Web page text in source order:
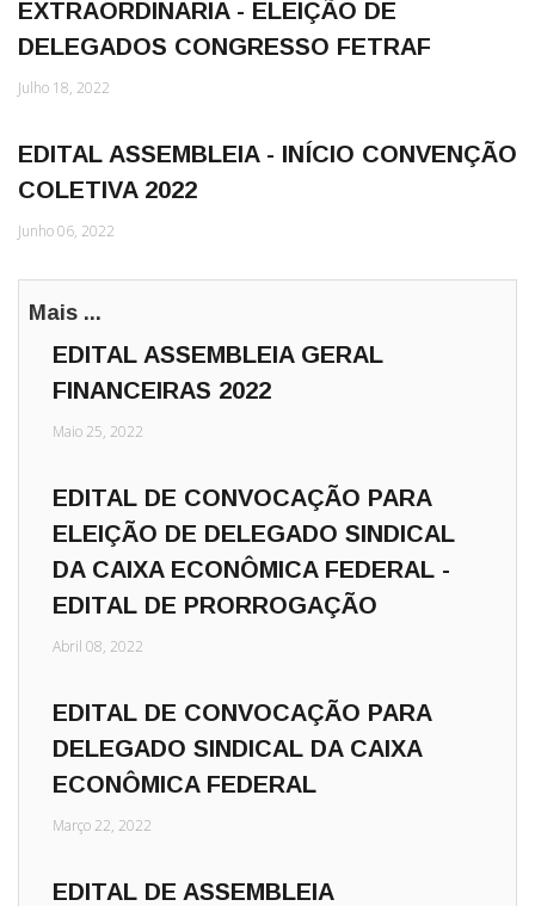
EXTRAORDINARIA - ELEIÇÃO DE
DELEGADOS CONGRESSO FETRAF
Julho 18, 2022
EDITAL ASSEMBLEIA - INÍCIO CONVENÇÃO
COLETIVA 2022
Junho 06, 2022
Mais ...
EDITAL ASSEMBLEIA GERAL
FINANCEIRAS 2022
Maio 25, 2022
EDITAL DE CONVOCAÇÃO PARA
ELEIÇÃO DE DELEGADO SINDICAL
DA CAIXA ECONÔMICA FEDERAL -
EDITAL DE PRORROGAÇÃO
Abril 08, 2022
EDITAL DE CONVOCAÇÃO PARA
DELEGADO SINDICAL DA CAIXA
ECONÔMICA FEDERAL
Março 22, 2022
EDITAL DE ASSEMBLEIA